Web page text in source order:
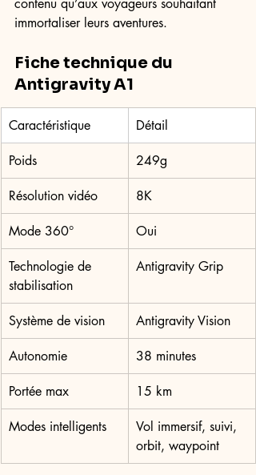
contenu qu’aux voyageurs souhaitant
immortaliser leurs aventures.
Fiche technique du
Antigravity A1
Caractéristique Détail
Poids 249g
Résolution vidéo 8K
Mode 360° Oui
Technologie de
stabilisation
Antigravity Grip
Système de vision Antigravity Vision
Autonomie 38 minutes
Portée max 15 km
Modes intelligents
Vol immersif, suivi,
orbit, waypoint